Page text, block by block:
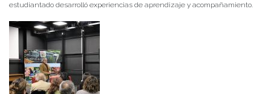
estudiantado desarrolló experiencias de aprendizaje y acompañamiento.